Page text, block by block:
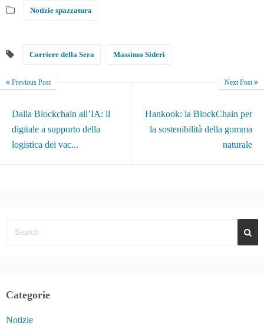
Notizie spazzatura
Corriere della Sera Massimo Sideri
Previous Post
Dalla Blockchain all’IA: il
digitale a supporto della
logistica dei vac...
Next Post
Hankook: la BlockChain per
la sostenibilità della gomma
naturale
Categorie
Notizie